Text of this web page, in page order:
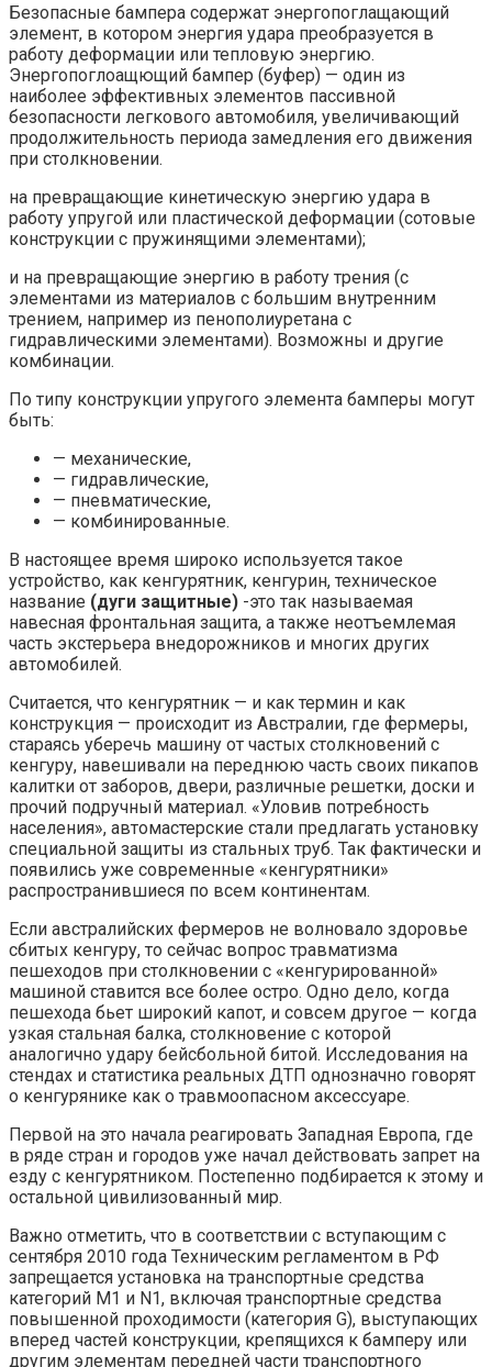
Безопасные бампера содержат энергопоглащающий
элемент, в котором энергия удара преобразуется в
работу деформации или тепловую энергию.
Энергопоглоащющий бампер (буфер) — один из
наиболее эффективных элементов пассивной
безопасности легкового автомобиля, увеличивающий
продолжительность периода замедления его движения
при столкновении.
на превращающие кинетическую энергию удара в
работу упругой или пластической деформации (сотовые
конструкции с пружинящими элементами);
и на превращающие энергию в работу трения (с
элементами из материалов с большим внутренним
трением, например из пенополиуретана с
гидравлическими элементами). Возможны и другие
комбинации.
По типу конструкции упругого элемента бамперы могут
быть:
— механические,
— гидравлические,
— пневматические,
— комбинированные.
В настоящее время широко используется такое
устройство, как кенгурятник, кенгурин, техническое
название (дуги защитные) -это так называемая
навесная фронтальная защита, а также неотъемлемая
часть экстерьера внедорожников и многих других
автомобилей.
Считается, что кенгурятник — и как термин и как
конструкция — происходит из Австралии, где фермеры,
стараясь уберечь машину от частых столкновений с
кенгуру, навешивали на переднюю часть своих пикапов
калитки от заборов, двери, различные решетки, доски и
прочий подручный материал. «Уловив потребность
населения», автомастерские стали предлагать установку
специальной защиты из стальных труб. Так фактически и
появились уже современные «кенгурятники»
распространившиеся по всем континентам.
Если австралийских фермеров не волновало здоровье
сбитых кенгуру, то сейчас вопрос травматизма
пешеходов при столкновении с «кенгурированной»
машиной ставится все более остро. Одно дело, когда
пешехода бьет широкий капот, и совсем другое — когда
узкая стальная балка, столкновение с которой
аналогично удару бейсбольной битой. Исследования на
стендах и статистика реальных ДТП однозначно говорят
о кенгурянике как о травмоопасном аксессуаре.
Первой на это начала реагировать Западная Европа, где
в ряде стран и городов уже начал действовать запрет на
езду с кенгурятником. Постепенно подбирается к этому и
остальной цивилизованный мир.
Важно отметить, что в соответствии с вступающим с
сентября 2010 года Техническим регламентом в РФ
запрещается установка на транспортные средства
категорий М1 и N1, включая транспортные средства
повышенной проходимости (категория G), выступающих
вперед частей конструкции, крепящихся к бамперу или
другим элементам передней части транспортного